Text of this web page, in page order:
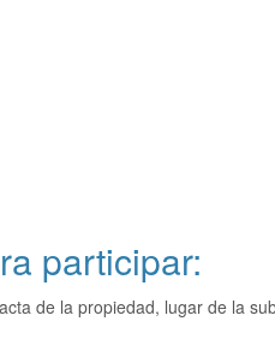
participar:
de la propiedad, lugar de la